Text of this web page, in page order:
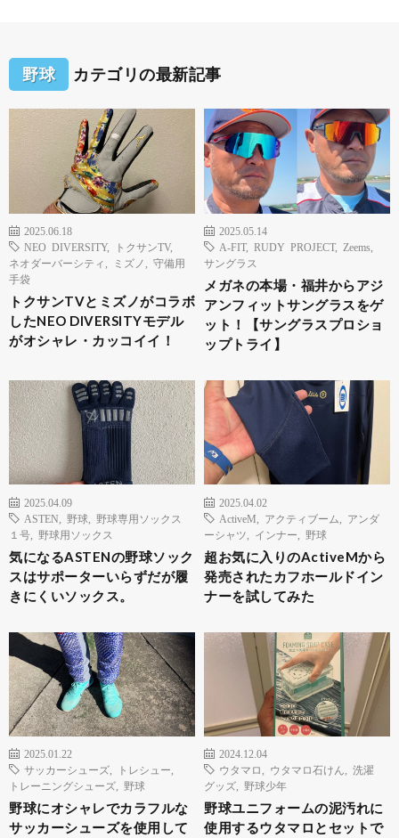
野球 カテゴリの最新記事
2025.06.18
NEO DIVERSITY, トクサンTV,
ネオダーバーシティ
ミズノ
守備用
手袋
トクサンTVとミズノがコラボ
したNEO DIVERSITYモデル
がオシャレ・カッコイイ！
2025.05.14
A-FIT, RUDY PROJECT, Zeems
サングラス
メガネの本場・福井からアジ
アンフィットサングラスをゲ
ット！【サングラスプロショ
ップトライ】
2025.04.09
ASTEN
野球
野球専用ソックス
１号
野球用ソックス
気になるASTENの野球ソック
スはサポーターいらずだが履
きにくいソックス。
2025.04.02
ActiveM
アクティブーム
アンダ
ーシャツ
インナー 野球
超お気に入りのActiveMから
発売されたカフホールドイン
ナーを試してみた
2025.01.22
サッカーシューズ
トレシュー
トレーニングシューズ
野球
野球にオシャレでカラフルな
サッカーシューズを使用して
2024.12.04
ウタマロ
ウタマロ石けん
洗濯
グッズ
野球少年
野球ユニフォームの泥汚れに
使用するウタマロとセットで